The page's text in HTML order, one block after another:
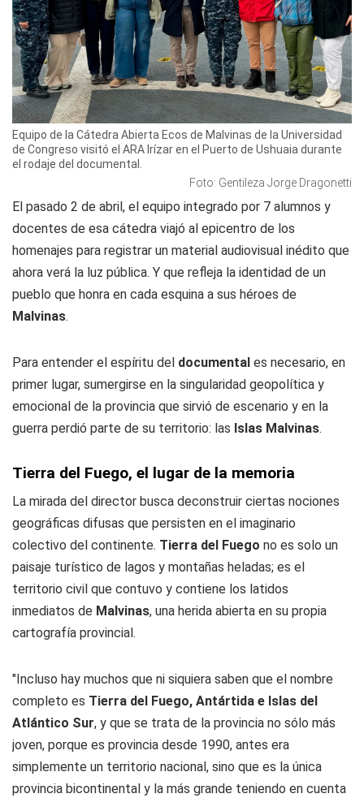
Equipo de la Cátedra Abierta Ecos de Malvinas de la Universidad
de Congreso visitó el ARA Irízar en el Puerto de Ushuaia durante
el rodaje del documental.
Foto: Gentileza Jorge Dragonetti
El pasado 2 de abril, el equipo integrado por 7 alumnos y
docentes de esa cátedra viajó al epicentro de los
homenajes para registrar un material audiovisual inédito que
ahora verá la luz pública. Y que refleja la identidad de un
pueblo que honra en cada esquina a sus héroes de
Malvinas.
Para entender el espíritu del documental es necesario, en
primer lugar, sumergirse en la singularidad geopolítica y
emocional de la provincia que sirvió de escenario y en la
guerra perdió parte de su territorio: las Islas Malvinas.
Tierra del Fuego, el lugar de la memoria
La mirada del director busca deconstruir ciertas nociones
geográficas difusas que persisten en el imaginario
colectivo del continente. Tierra del Fuego no es solo un
paisaje turístico de lagos y montañas heladas; es el
territorio civil que contuvo y contiene los latidos
inmediatos de Malvinas, una herida abierta en su propia
cartografía provincial.
"Incluso hay muchos que ni siquiera saben que el nombre
completo es Tierra del Fuego, Antártida e Islas del
Atlántico Sur, y que se trata de la provincia no sólo más
joven, porque es provincia desde 1990, antes era
simplemente un territorio nacional, sino que es la única
provincia bicontinental y la más grande teniendo en cuenta